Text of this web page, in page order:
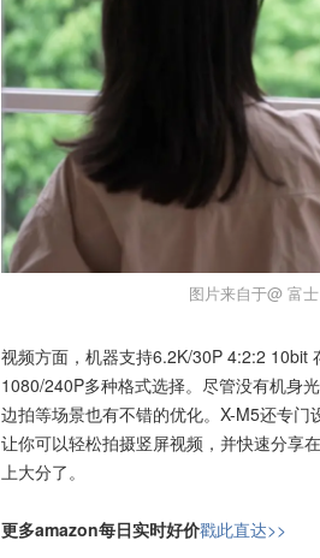
图片来自于@ 富
视频方面，机器支持6.2K/30P 4:2:2 10bit
1080/240P多种格式选择。尽管没有机身
边拍等场景也有不错的优化。X-M5还专门
让你可以轻松拍摄竖屏视频，并快速分享
上大分了。
更多amazon每日实时好价戳此直达>>